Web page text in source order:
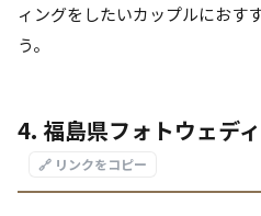
ィングをしたいカップルにおす
う。
4. 福島県フォトウェデ
🔗 リンクをコピー